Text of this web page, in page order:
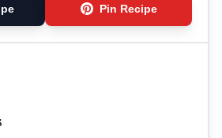
Pin Recipe